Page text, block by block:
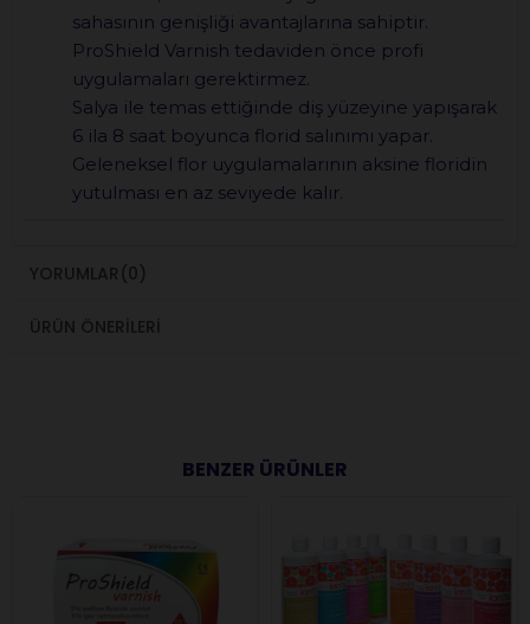
sahasının genişliği avantajlarına sahiptir.
ProShield Varnish tedaviden önce profi
uygulamaları gerektirmez.
Salya ile temas ettiğinde diş yüzeyine yapışarak
6 ila 8 saat boyunca florid salınımı yapar.
Geleneksel flor uygulamalarının aksine floridin
yutulması en az seviyede kalır.
YORUMLAR (0)
ÜRÜN ÖNERILERI
BENZER ÜRÜNLER